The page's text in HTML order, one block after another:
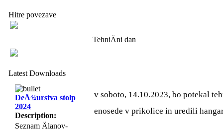
Hitre povezave
Latest Downloads
DeÅ¾urstva stolp
2024
Description:
Seznam Älanov-
TehniÄni dan
v soboto, 14.10.2023, bo potekal
enosede v prikolice in uredili